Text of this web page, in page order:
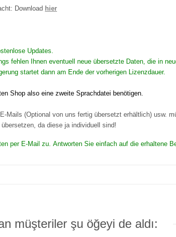
Download hier
Updates.
fehlen Ihnen eventuell neue übersetzte Daten, die in
startet dann am Ende der vorherigen Lizenzdauer.
Shop also eine zweite Sprachdatei benötigen.
(Optional von uns fertig übersetzt erhältlich) usw.
da diese ja individuell sind!
per E-Mail zu. Antworten Sie einfach auf die erhaltene
müşteriler şu öğeyi de aldı: